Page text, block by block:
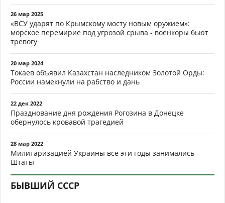
26 мар 2025
«ВСУ ударят по Крымскому мосту новым оружием»:
морское перемирие под угрозой срыва - военкоры бьют
тревогу
20 мар 2024
Токаев объявил Казахстан наследником Золотой Орды:
России намекнули на рабство и дань
22 дек 2022
Празднование дня рождения Рогозина в Донецке
обернулось кровавой трагедией
28 мар 2022
Милитаризацией Украины все эти годы занимались
Штаты
БЫВШИЙ СССР